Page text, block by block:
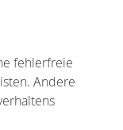
fehlerfreie
Andere